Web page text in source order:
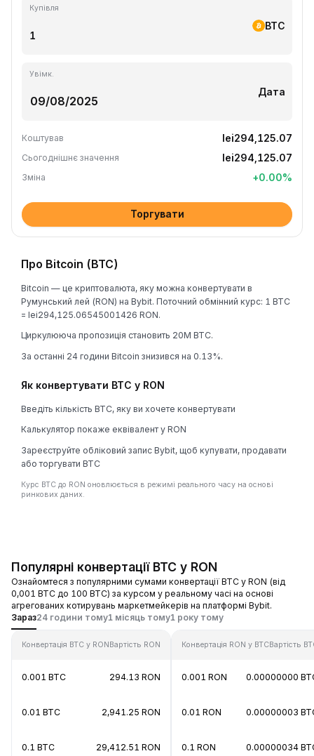
Купівля
BTC
Увімк.
Дата
Коштував lei294,125.07
Сьогоднішнє значення lei294,125.07
Зміна +0.00%
Торгувати
Про Bitcoin (BTC)
Bitcoin — це криптовалюта, яку можна конвертувати в
Румунський лей (RON) на Bybit. Поточний обмінний курс: 1 BTC
= lei294,125.06545001426 RON.
Циркулююча пропозиція становить 20M BTC.
За останні 24 години Bitcoin знизився на 0.13%.
Як конвертувати BTC у RON
Введіть кількість BTC, яку ви хочете конвертувати
Калькулятор покаже еквівалент у RON
Зареєструйте обліковий запис Bybit, щоб купувати, продавати
або торгувати BTC
Курс BTC до RON оновлюється в режимі реального часу на основі
ринкових даних.
Популярні конвертації BTC у RON
Ознайомтеся з популярними сумами конвертації BTC у RON (від
0,001 BTC до 100 BTC) за курсом у реальному часі на основі
агрегованих котирувань маркетмейкерів на платформі Bybit.
Зараз24 години тому1 місяць тому1 року тому
Конвертація BTC у RONВартість RON
0.001 BTC 294.13 RON
0.01 BTC 2,941.25 RON
0.1 BTC 29,412.51 RON
Конвертація RON у BTCВартість
0.001 RON 0.00000000
0.01 RON 0.00000003
0.1 RON 0.00000034